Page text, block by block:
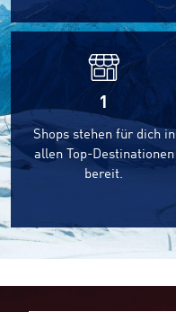
1
Shops stehen für dich in
allen Top-Destinationen
bereit.